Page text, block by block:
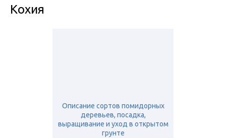
Кохия
Описание сортов помидорных
деревьев, посадка,
выращивание и уход в открытом
грунте